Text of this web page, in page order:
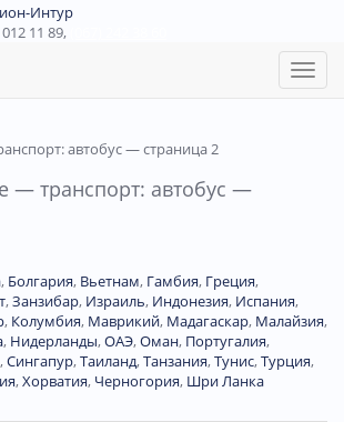
11 89,
Toggle
автобус — страница 2
— транспорт: автобус —
, Болгария, Вьетнам, Гамбия, Греция,
,Занзибар, Израиль, Индонезия, Испания,
, Колумбия, Маврикий, Мадагаскар, Малайзия,
, Нидерланды,ОАЭ,Оман, Португалия,
,Сингапур,Таиланд,Танзания,Тунис,Турция,
,Хорватия, Черногория, Шри Ланка